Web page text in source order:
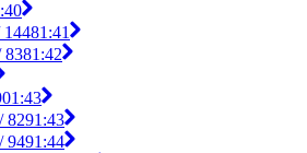
1:41
8381:42
1:43
8291:43
9491:44